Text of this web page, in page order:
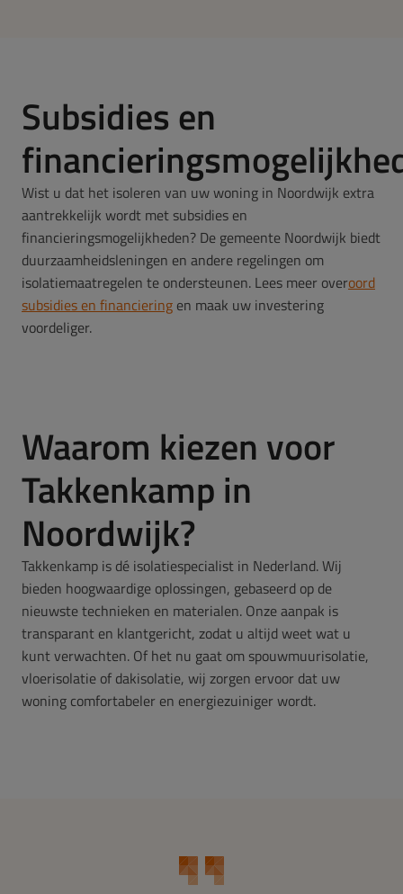
Subsidies en
Wist u dat het isoleren van uw woning in Noordwijk extra
aantrekkelijk wordt met subsidies en
financieringsmogelijkheden? De gemeente Noordwijk biedt
duurzaamheidsleningen en andere regelingen om
isolatiemaatregelen te ondersteunen. Lees meer overoord
subsidies en financiering en maak uw investering
voordeliger.
Waarom kiezen voor
Takkenkamp in
Noordwijk?
Takkenkamp is dé isolatiespecialist in Nederland. Wij
bieden hoogwaardige oplossingen, gebaseerd op de
nieuwste technieken en materialen. Onze aanpak is
transparant en klantgericht, zodat u altijd weet wat u
kunt verwachten. Of het nu gaat om spouwmuurisolatie,
vloerisolatie of dakisolatie, wij zorgen ervoor dat uw
woning comfortabeler en energiezuiniger wordt.